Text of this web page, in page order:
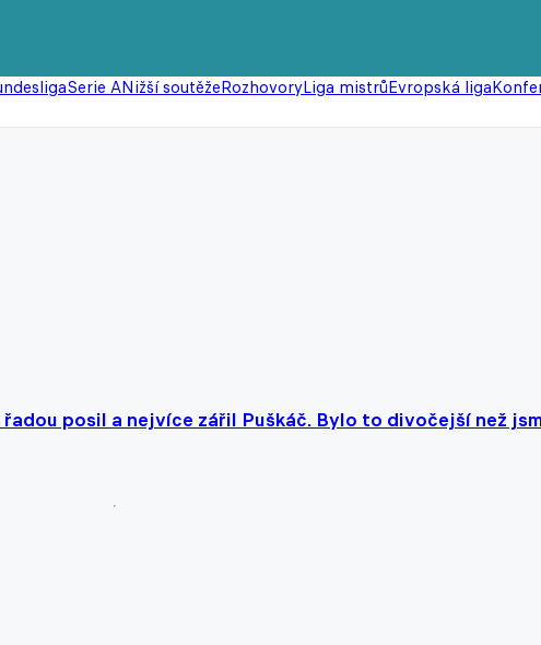
Serie ANižší soutěžeRozhovoryLiga mistrůEvropská liga
posil a nejvíce zářil Puškáč. Bylo to divočejší než